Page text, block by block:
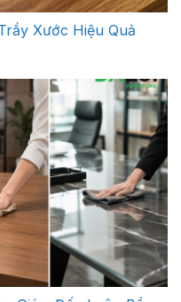
Xước Hiệu Quả